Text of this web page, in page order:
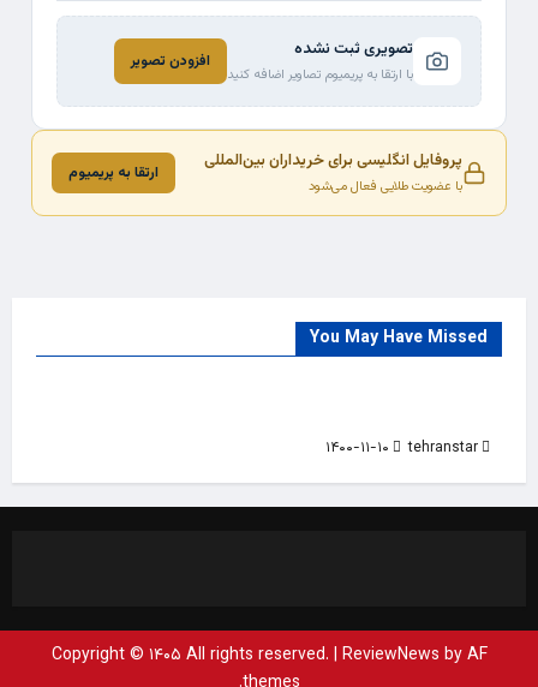
تصویری ثبت نشده
با ارتقا به پریمیوم تصاویر اضافه کنید
افزودن تصویر
پروفایل انگلیسی برای خریداران بین‌المللی
با عضویت طلایی فعال می‌شود
ارتقا به پریمیوم
You May Have Missed
Countries
India
Trade Source
tehranstar
Copyright © ۱۴۰۵ All rights reserved. | ReviewNews by AF